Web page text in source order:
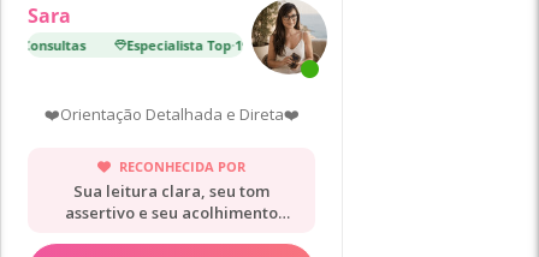
Sara
Consultas Especialista Top·19 000 Consultas
❤️Orientação Detalhada e Direta❤️
RECONHECIDA POR
Sua leitura clara, seu tom
assertivo e seu acolhimento